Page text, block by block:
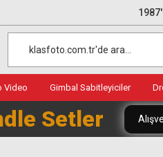
Video Gimbal Sabitleyiciler
Setler